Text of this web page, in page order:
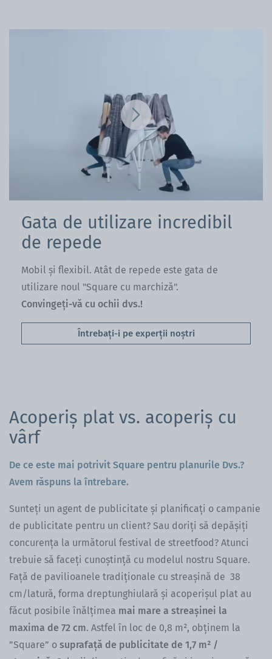
Gata de utilizare incredibil
de repede
Mobil și flexibil. Atât de repede este gata de
utilizare noul "Square cu marchiză".
Convingeți-vă cu ochii dvs.!
Întrebați-i pe experții noștri
Acoperiș plat vs. acoperiș cu
vârf
De ce este mai potrivit Square pentru planurile Dvs.?
Avem răspuns la întrebare.
Sunteți un agent de publicitate și planificați o campanie
de publicitate pentru un client? Sau doriți să depășiți
concurența la următorul festival de streetfood? Atunci
trebuie să faceți cunoștință cu modelul nostru Square.
Față de pavilioanele tradiționale cu streașină de 38
cm/latură, forma dreptunghiulară și acoperișul plat au
făcut posibile înălțimea mai mare a streașinei la
maxima de 72 cm. Astfel în loc de 0,8 m², obținem la
”Square” o suprafață de publicitate de 1,7 m² /